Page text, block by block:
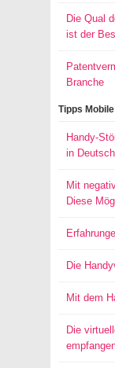
Die Qual
ist der
Branche
Tipps Mobile
Handy-
in
Mit
Diese
Die
Mit dem
Die